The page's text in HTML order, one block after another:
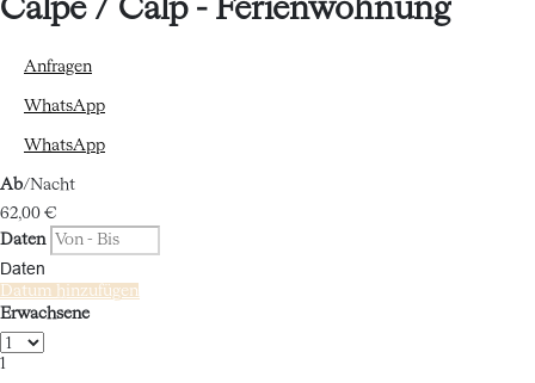
Calpe / Calp - Ferienwohnung
Anfragen
WhatsApp
WhatsApp
Ab/Nacht
62,00 €
Daten
Daten
Datum hinzufügen
Erwachsene
1